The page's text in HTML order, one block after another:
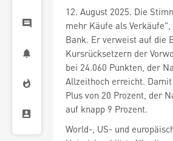
12. August 2025. Die
mehr Käufe als
Bank. Er verweist auf die
Kursrücksetzern der
bei 24.060 Punkten, der
Allzeithoch erreicht.
Plus von 20 Prozent, der
auf knapp 9 Prozent.
World-, US- und